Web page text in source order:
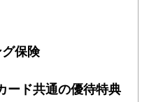
保険
ード共通の優待特典